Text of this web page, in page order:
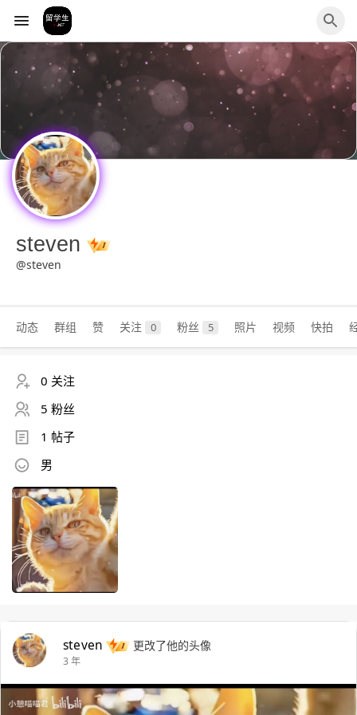
steven
@steven
动态 群组 赞 关注 0 粉丝 5 照片 视频 快拍
0 关注
5 粉丝
1 帖子
男
steven 更改了他的头像
3 年